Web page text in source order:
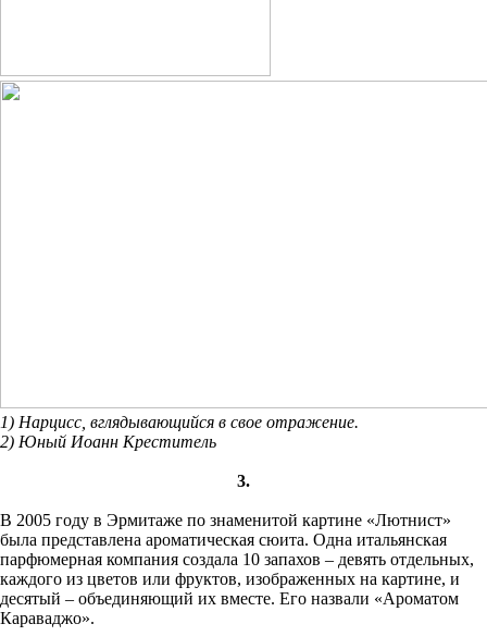
1) Нарцисс, вглядывающийся в свое отражение.
2) Юный Иоанн Креститель
3.
В 2005 году в Эрмитаже по знаменитой картине «Лютнист»
была представлена ароматическая сюита. Одна итальянская
парфюмерная компания создала 10 запахов – девять отдельных,
каждого из цветов или фруктов, изображенных на картине, и
десятый – объединяющий их вместе. Его назвали «Ароматом
Караваджо».